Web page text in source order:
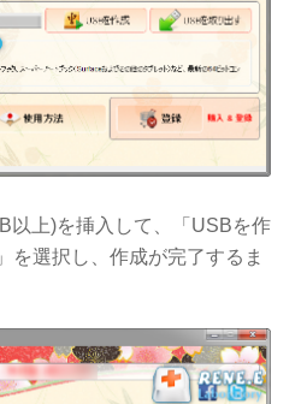
以上)を挿入して、「USBを作
を選択し、作成が完了するま